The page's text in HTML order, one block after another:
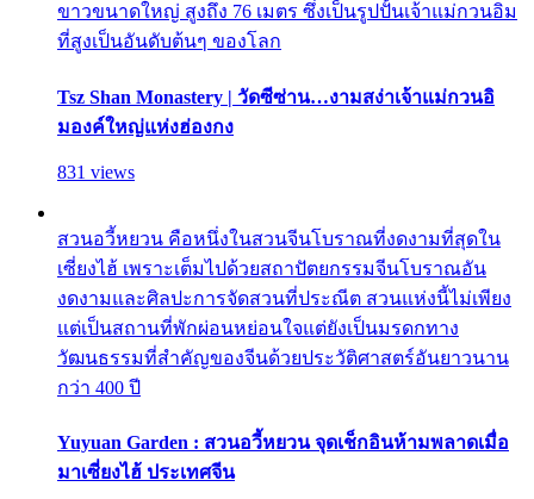
ขาวขนาดใหญ่ สูงถึง 76 เมตร ซึ่งเป็นรูปปั้นเจ้าแม่กวนอิม
ที่สูงเป็นอันดับต้นๆ ของโลก
Tsz Shan Monastery | วัดซีซ่าน…งามสง่าเจ้าแม่กวนอิ
มองค์ใหญ่แห่งฮ่องกง
831 views
สวนอวี้หยวน คือหนึ่งในสวนจีนโบราณที่งดงามที่สุดใน
เซี่ยงไฮ้ เพราะเต็มไปด้วยสถาปัตยกรรมจีนโบราณอัน
งดงามและศิลปะการจัดสวนที่ประณีต สวนแห่งนี้ไม่เพียง
แต่เป็นสถานที่พักผ่อนหย่อนใจแต่ยังเป็นมรดกทาง
วัฒนธรรมที่สำคัญของจีนด้วยประวัติศาสตร์อันยาวนาน
กว่า 400 ปี
Yuyuan Garden : สวนอวี้หยวน จุดเช็กอินห้ามพลาดเมื่อ
มาเซี่ยงไฮ้ ประเทศจีน